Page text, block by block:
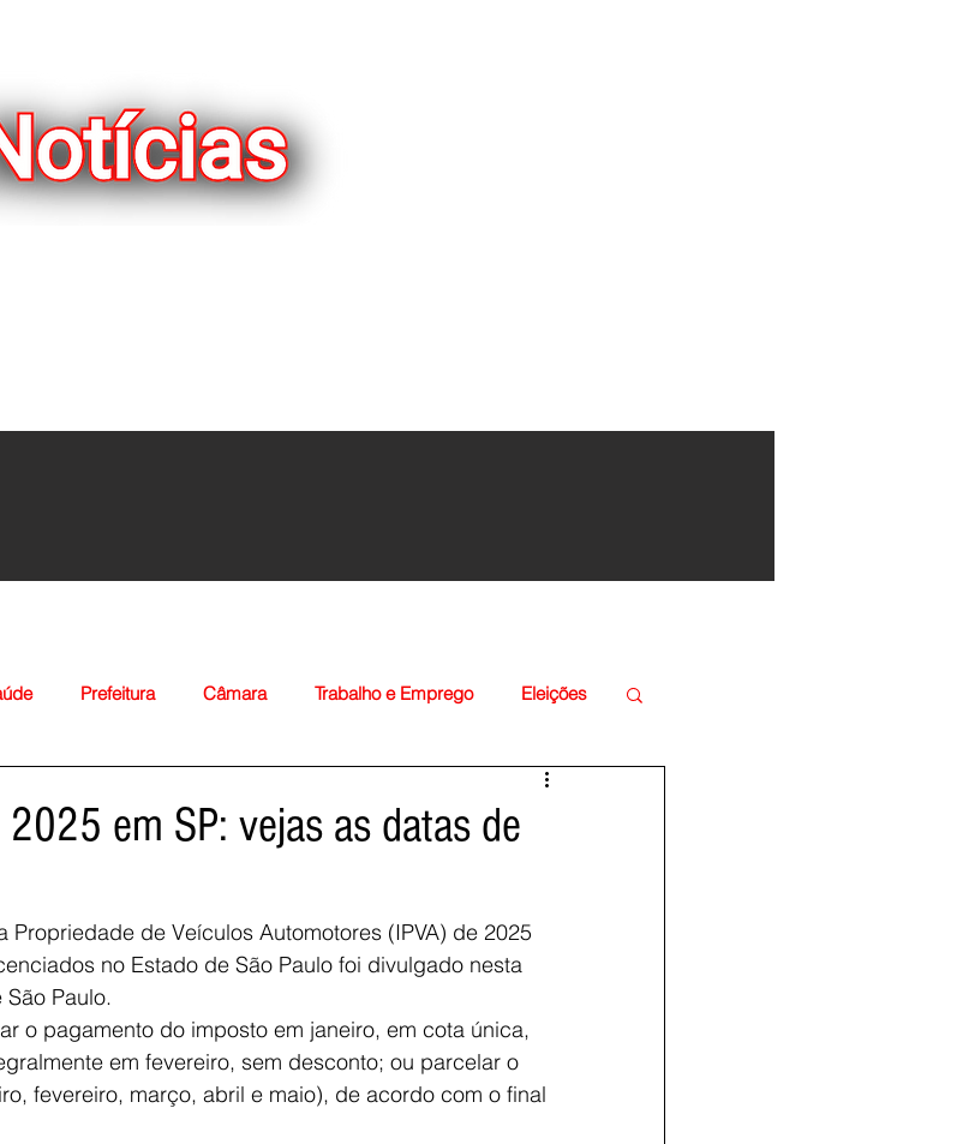
Prefeitura Câmara Trabalho e Emprego Eleições
2025 em SP: vejas as datas de
de Veículos Automotores (IPVA) de 2025
no Estado de São Paulo foi divulgado nesta
Paulo.
o pagamento do imposto em janeiro, em cota única,
em fevereiro, sem desconto; ou parcelar o
fevereiro, março, abril e maio), de acordo com o final